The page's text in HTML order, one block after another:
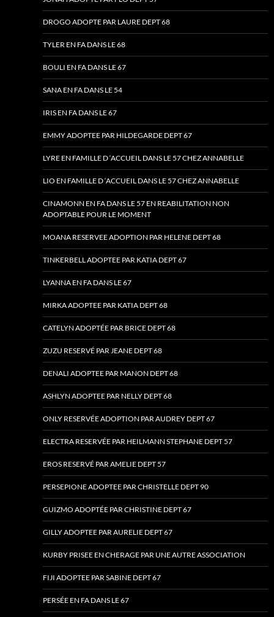
DROGO ADOPTE PAR LAURE DEPT 68
TYLER EN FA DANS LE 68
BOULI EN FA DANS LE 67
SANA EN FA DANS LE 54
IRIS EN FA DANS LE 67
EMMY ADOPTEE PAR HILDEGARDE DEPT 67
LYRE EN FAMILLE D ‘ACCUEIL DANS LE 57 CHEZ ANNABELLE
LIO EN FAMILLE D ‘ACCUEIL DANS LE 57 CHEZ ANNABELLE
CINAMONN EN FA DANS LE 57 EN REABILITATION NON
ADOPTABLE POUR LE MOMENT
MOANA RESERVEE ADOPTION PAR HELENE DEPT 68
TINKERBELL ADOPTEE PAR KATIA DEPT 67
LYANNA EN FA DANS LE 67
MIRKA ADOPTEE PAR KATIA DEPT 68
CATELYN ADOPTÉE PAR BRICE DEPT 68
ZUZU RESERVÉ PAR JEANE DEPT 68
DENALI ADOPTEE PAR MANON DEPT 68
ASHLYN ADOPTEE PAR NELLY DEPT 68
ONLY RESERVÉE ADOPTION PAR AUDREY DEPT 67
ELECTRA RESERVÉE PAR HEILMANN STEPHANE DEPT 57
EROS RESERVÉ PAR AMELIE DEPT 57
PERSEPIONE ADOPTEE PAR CHRISTELLE DEPT 90
GUIZMO ADOPTÉE PAR CHRISTINE DEPT 67
GILLY ADOPTEE PAR AURELIE DEPT 67
KURBY PRISEE EN CHERAGE PAR UNE AUTRE ASSOCIATION
FIJI ADOPTEE PAR SABINE DEPT 67
PERSÉE EN FA DANS LE 67